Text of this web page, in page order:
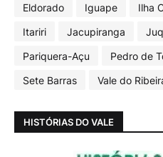
Eldorado
Iguape Ilha
Itariri
Jacupiranga
Pariquera-Açu
Pedro de
Sete Barras
Vale do
HISTÓRIAS DO VALE